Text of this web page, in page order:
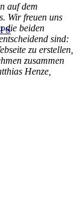
auf dem
Wir freuen uns
die beiden
sind:
zu erstellen,
zusammen
Henze,